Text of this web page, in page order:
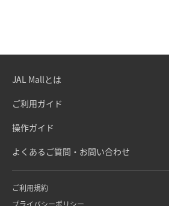
JAL Mallとは
ご利用ガイド
操作ガイド
よくあるご質問・お問い合わせ
ご利用規約
プライバシーポリシー